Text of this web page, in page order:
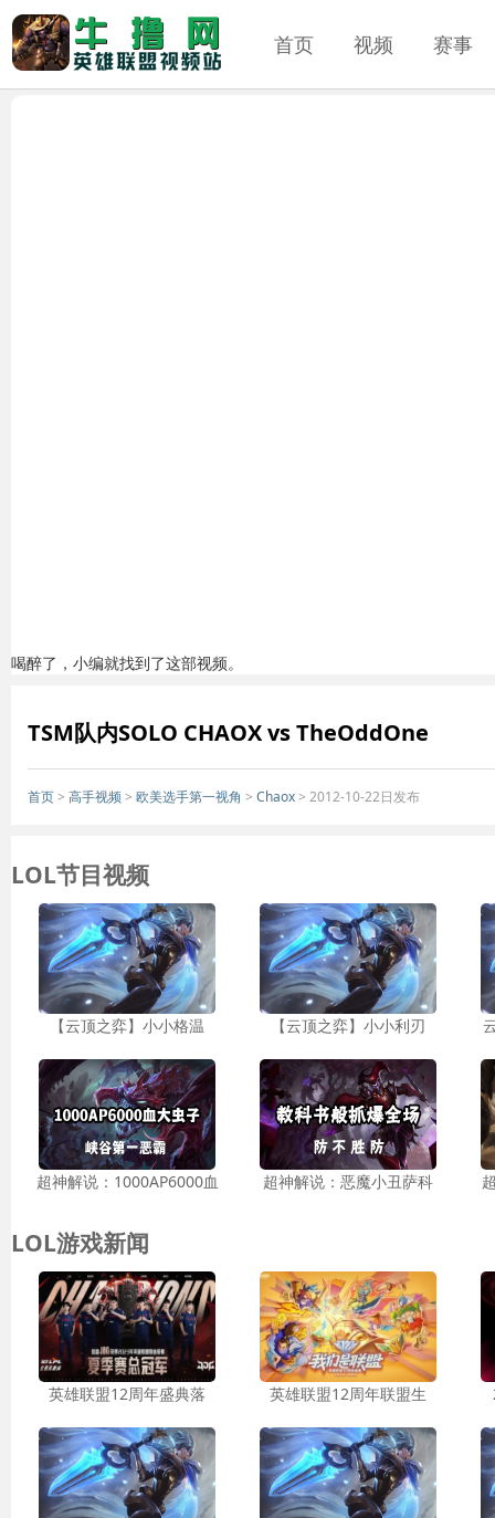
首页 视频 赛事
喝醉了，小编就找到了这部视频。
TSM队内SOLO CHAOX vs TheOddOne
首页> 高手视频> 欧美选手第一视角 > Chaox> 2012-10-22日发布
LOL节目视频
【云顶之弈】小小格温 【云顶之弈】小小利刃
超神解说：1000AP6000血 超神解说：恶魔小丑萨科
LOL游戏新闻
英雄联盟12周年盛典落 英雄联盟12周年联盟生